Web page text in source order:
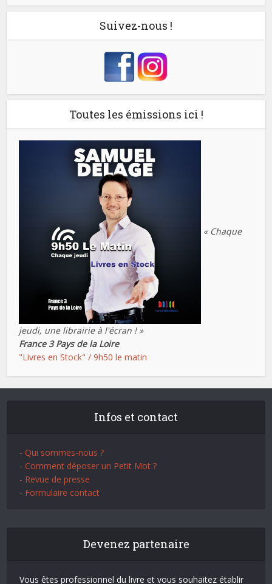
Suivez-nous !
Toutes les émissions ici !
« Chaque
jeudi, une librairie à l'écran ! »
France 3 Pays de la Loire
"Livres en Stock" / 9h50 le matin
Infos et contact
- Qui sommes-nous ?
- Comment déposer un Petit Mot ?
- Revue de presse
- Formulaire contact
Devenez partenaire
Vous êtes professionnel du livre et vous souhaitez établir